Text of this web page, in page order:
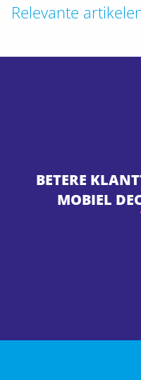
Relevante
BETERE
MOBIEL